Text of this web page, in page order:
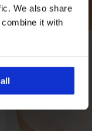
We also share
it with